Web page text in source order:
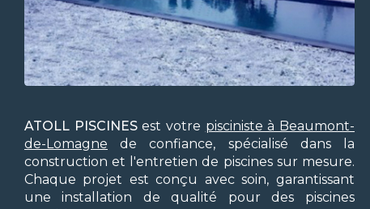
ATOLL PISCINESest votre pisciniste à Beaumont-
de-Lomagne de confiance, spécialisé dans la
construction et l'entretien de piscines sur mesure.
Chaque projet est conçu avec soin, garantissant
une installation de qualité pour des piscines